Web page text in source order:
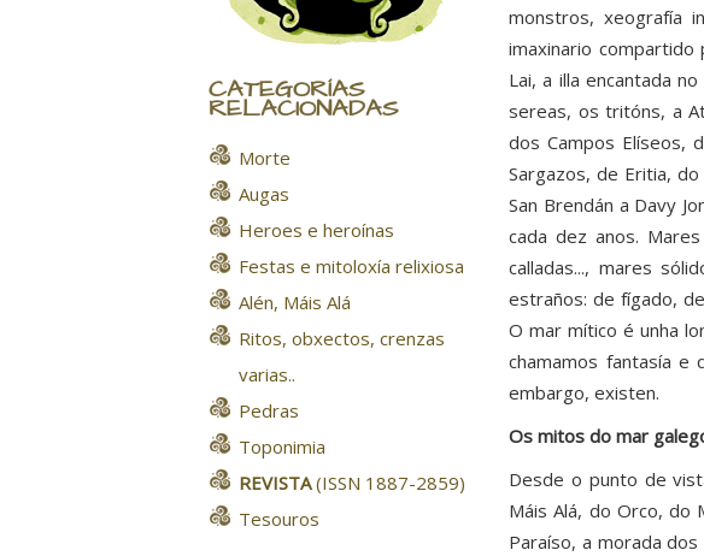
CATEGORÍAS
RELACIONADAS
Morte
Augas
Heroes e heroínas
Festas e mitoloxía relixiosa
Alén, Máis Alá
Ritos, obxectos, crenzas
varias..
Pedras
Toponimia
REVISTA(ISSN 1887-2859)
Tesouros
monstros, xeografía
imaxinario compartido
Lai, a illa encantada
sereas, os tritóns, a
dos Campos Elíseos,
Sargazos, de Eritia,
San Brendán a Davy
cada dez anos.
calladas..., mares
estraños: de fígado,
O mar mítico é unha
chamamos fantasía
embargo, existen.
Os mitos do mar
Desde o punto de
Máis Alá, do Orco,
Paraíso, a morada